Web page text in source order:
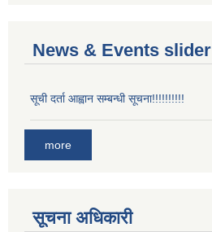
News & Events slider
सूची दर्ता आह्वान सम्बन्धी सूचना!!!!!!!!!!
more
सूचना अधिकारी